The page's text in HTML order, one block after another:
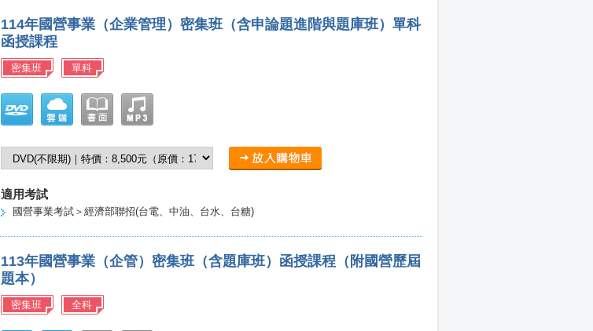
114年國營事業（企業管理）密集班（含申論題進階與題庫班）單科
函授課程
密集班 單科
適用考試
國營事業考試＞經濟部聯招(台電、中油、台水、台糖)
113年國營事業（企管）密集班（含題庫班）函授課程（附國營歷屆
題本）
密集班 全科